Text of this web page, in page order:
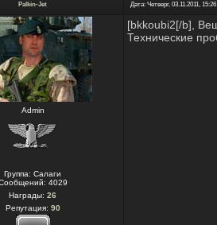
Palkin-Jet Дата: Четверг, 03.11.2011,
Admin
Группа: Салаги
4029
Награды: 26
Репутация: 90
[bkkoubi2[/b],
Технические